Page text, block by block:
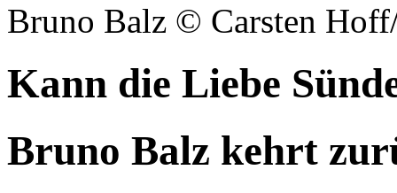
Bruno Balz © Carsten
Kann die Liebe
Bruno Balz kehrt